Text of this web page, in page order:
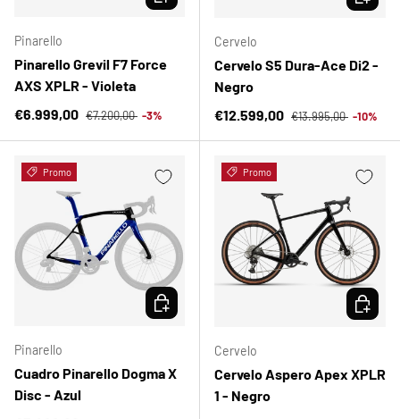
Pinarello
Pinarello Grevil F7 Force
AXS XPLR - Violeta
Precio de venta
€6.999,00 Precio normal
€7.200,00 -3%
Cervelo
Cervelo S5 Dura-Ace Di2 -
Negro
Precio de venta
€12.599,00 Precio normal
€13.995,00 -10%
Promo
Pinarello
Cuadro Pinarello Dogma X
Disc - Azul
ELEGIR OPCIONES
Promo
Cervelo
Cervelo Aspero Apex XPLR
1 - Negro
ELEGIR